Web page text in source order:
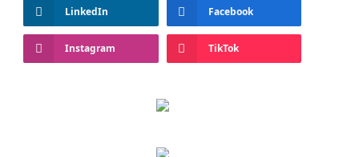
LinkedIn Facebook
Instagram TikTok